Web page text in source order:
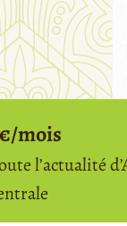
mois
l’actualité